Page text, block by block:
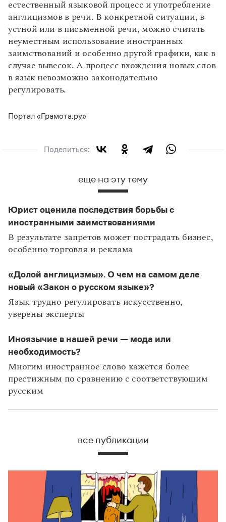
естественный языковой процесс и употребление
англицизмов в речи. В конкретной ситуации, в
устной или в письменной речи, можно считать
неуместным использование иностранных
заимствований и особенно другой графики, как в
случае вывесок. А процесс вхождения новых слов
в язык невозможно законодательно
регулировать.
Портал «Грамота.ру»
Поделиться:
еще на эту тему
Юрист оценила последствия борьбы с
иностранными заимствованиями
В результате запретов может пострадать бизнес,
особенно торговля и реклама
«Долой англицизмы». О чем на самом деле
новый «Закон о русском языке»?
Язык трудно регулировать искусственно,
уверены эксперты
Иноязычие в нашей речи — мода или
необходимость?
Многим иностранное слово кажется более
престижным по сравнению с соответствующим
русским
все публикации